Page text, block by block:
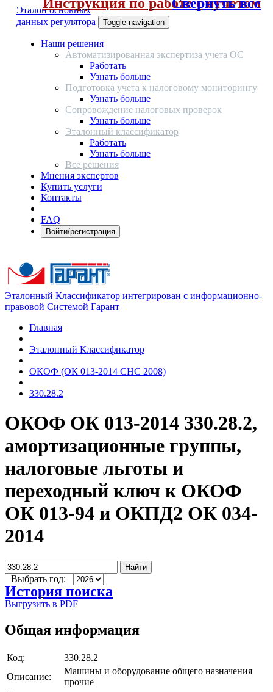
Эталон основных
данных регулятора
Toggle navigation
Наши решения
Автоматизированная экспертиза учета ОС
Работать
Узнать больше
Подготовка учета к налоговому мониторингу
Узнать больше
Сопровождение налоговых проверок
Узнать больше
Эталонный классификатор
Работать
Узнать больше
Все решения
Мнения экспертов
Купить услуги
Контакты
FAQ
Войти/регистрация
Эталонный Классификатор интегрирован с информационно-
правовой Системой Гарант
Главная
Эталонный Классификатор
ОКОФ (ОК 013-2014 СНС 2008)
330.28.2
ОКОФ ОК 013-2014 330.28.2,
амортизационные группы,
налоговые льготы и
переходный ключ к ОКОФ
ОК 013-94 и ОКПД2 ОК 034-
2014
Найти
Выбрать год:
История поиска
Выгрузить в PDF
Общая информация
Код:
330.28.2
Описание:
Машины и оборудование общего назначения
прочие